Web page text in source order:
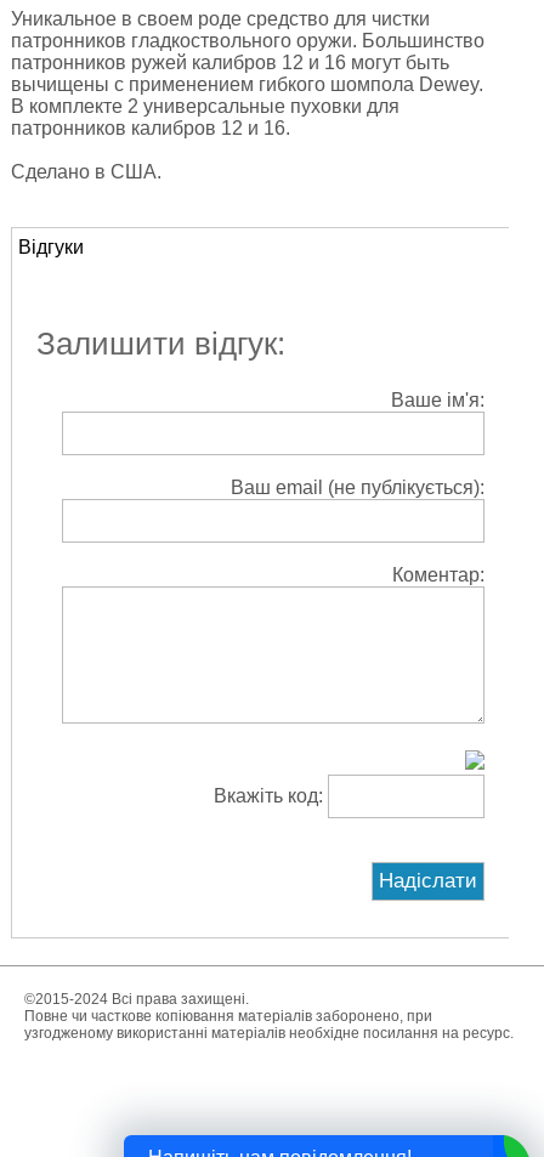
Уникальное в своем роде средство для чистки
патронников гладкоствольного оружи. Большинство
патронников ружей калибров 12 и 16 могут быть
вычищены с применением гибкого шомпола Dewey.
В комплекте 2 универсальные пуховки для
патронников калибров 12 и 16.
Сделано в США.
Відгуки
Залишити відгук:
Ваше ім'я:
Ваш email (не публікується):
Коментар:
Вкажіть код:
©2015-2024 Всі права захищені.
Повне чи часткове копіювання матеріалів заборонено, при
узгодженому використанні матеріалів необхідне посилання на ресурс.